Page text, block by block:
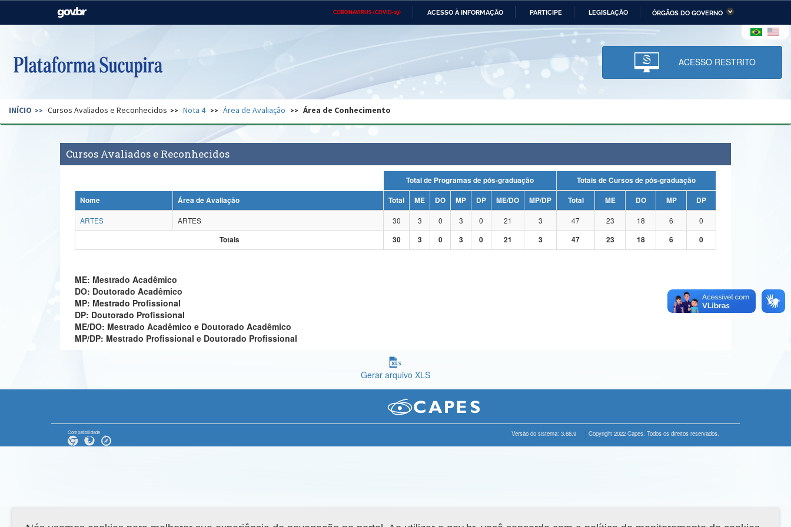
CORONAVÍRUS (COVID-19) ACESSO À INFORMAÇÃO PARTICIPE LEGISLAÇÃO ÓRGÃOS DO GOVERNO
Casa Civil Ministério das Relações Ministério da Economia Ministério da Infraestrutura
Pecuária e Abastecimento
Ministério da Ciência,
Tecnologia, Inovações e
Comunicações
Ministério do Desenvolvimento
Regional e dos Direitos Humanos
Secretaria de Governo Gabinete de Segurança Advocacia-Geral da União Banco Central do Brasil Planalto
ACESSO RESTRITO
INÍCIO Cursos Avaliados e Reconhecidos Nota 4 Área de Avaliação Área de Conhecimento
Cursos Avaliados e Reconhecidos
Total de Programas de pós-graduação
Totais de Cursos de pós-graduação
Nome
Área de Avaliação Total ME DO MP DP ME/DO MP/DP Total ME DO MP
DP
ARTES
ARTES 30 3 0 3 0 21 3 47 23 18 6
0
Totais
30 3 0 3 0 21 3 47 23 18 6 0
ME: Mestrado Acadêmico
DO: Doutorado Acadêmico
MP: Mestrado Profissional
DP: Doutorado Profissional
ME/DO: Mestrado Acadêmico e Doutorado Acadêmico
MP/DP: Mestrado Profissional e Doutorado Profissional
Gerar arquivo XLS
Compatibilidade Versão do sistema: 3.88.9 Copyright 2022 Capes. Todos os direitos reservados.